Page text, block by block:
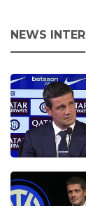
NEWS INTER